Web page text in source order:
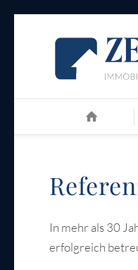
In mehr als 30
erfolgreich